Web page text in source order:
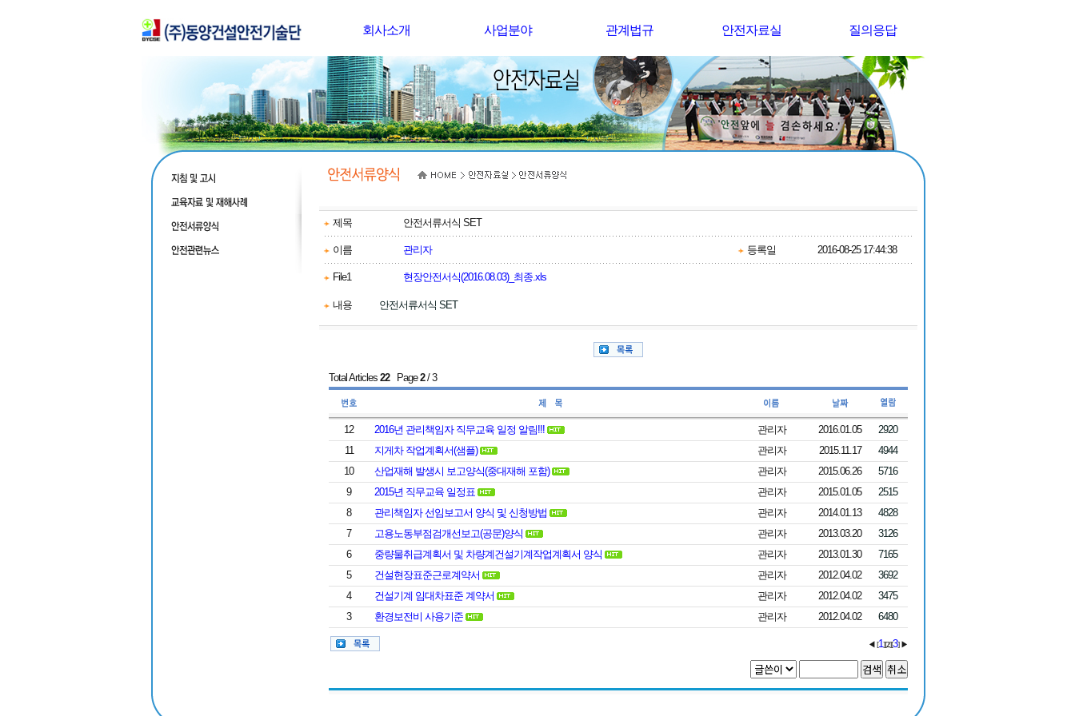
회사소개 사업분야 관계법규 안전자료실 질의응답
제목 안전서류서식 SET
이름 관리자 등록일 2016-08-25 17:44:38
File1 현장안전서식(2016.08.03)_최종.xls
내용 안전서류서식 SET
Total Articles 22Page2/ 3
12 2016년 관리책임자 직무교육 일정 알림!!! 관리자 2016.01.05
2920
11
지게차 작업계획서(샘플) 관리자 2015.11.17
4944
10
산업재해 발생시 보고양식(중대재해 포함) 관리자 2015.06.26
5716
9
2015년 직무교육 일정표 관리자 2015.01.05
2515
8
관리책임자 선임보고서 양식 및 신청방법 관리자 2014.01.13
4828
7
고용노동부점검개선보고(공문)양식 관리자 2013.03.20
3126
6
중량물취급계획서 및 차량계건설기계작업계획서 양식 관리자 2013.01.30
7165
5
건설현장표준근로계약서 관리자 2012.04.02
3692
4
건설기계 임대차표준 계약서 관리자 2012.04.02
3475
3
환경보전비 사용기준 관리자 2012.04.02 6480
◀ [1][2][3] ▶